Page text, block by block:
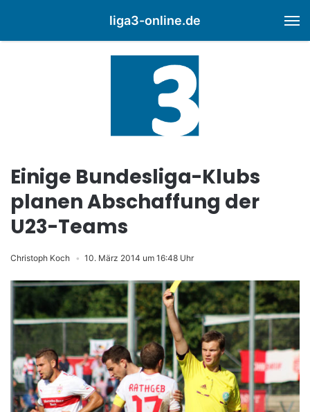
liga3-online.de
Einige Bundesliga-Klubs
planen Abschaffung der
U23-Teams
Christoph Koch 10. März 2014 um 16:48 Uhr